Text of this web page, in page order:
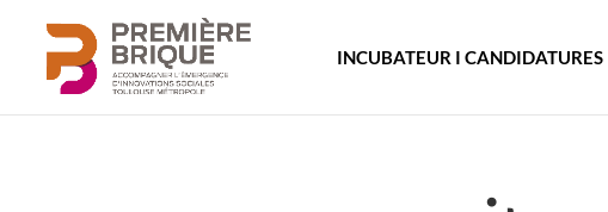
INCUBATEUR I CANDIDATURES